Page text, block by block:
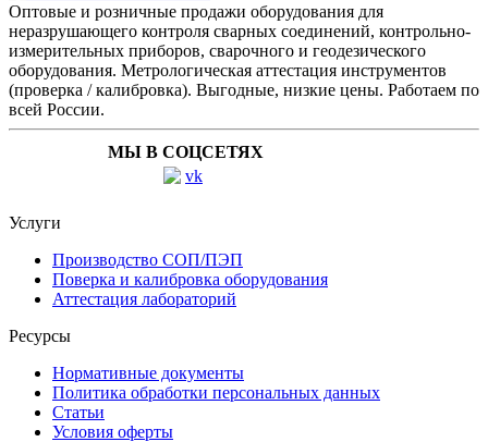
Оптовые и розничные продажи оборудования для
неразрушающего контроля сварных соединений, контрольно-
измерительных приборов, сварочного и геодезического
оборудования. Метрологическая аттестация инструментов
(проверка / калибровка). Выгодные, низкие цены. Работаем по
всей России.
МЫ В СОЦСЕТЯХ
Услуги
Производство СОП/ПЭП
Поверка и калибровка оборудования
Аттестация лабораторий
Ресурсы
Нормативные документы
Политика обработки персональных данных
Статьи
Условия оферты